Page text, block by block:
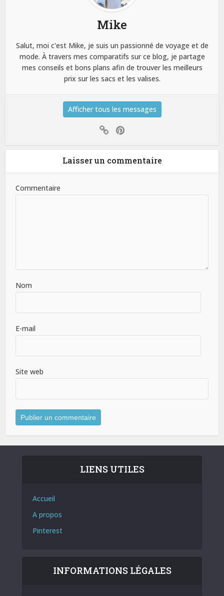
Mike
Salut, moi c'est Mike, je suis un passionné de voyage et de
mode. À travers mes comparatifs sur ce blog, je partage
mes conseils et bons plans afin de trouver les meilleurs
prix sur les sacs et les valises.
Afficher tous les messages
Laisser un commentaire
Commentaire
Nom
E-mail
Site web
LIENS UTILES
Accueil
A propos
Pinterest
INFORMATIONS LÉGALES